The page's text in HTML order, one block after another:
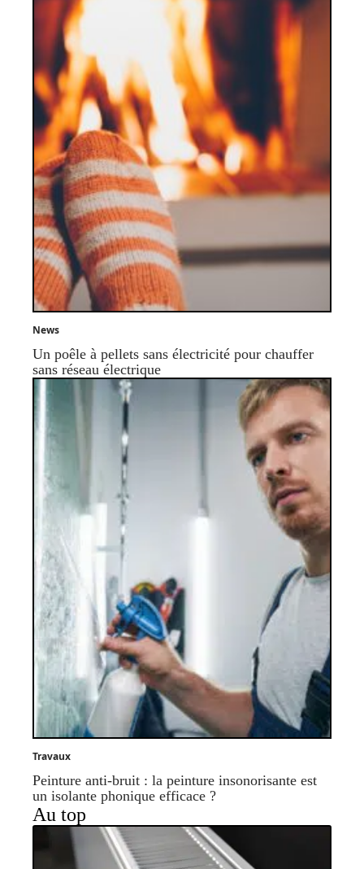
News
Un poêle à pellets sans électricité pour chauffer
sans réseau électrique
Travaux
Peinture anti-bruit : la peinture insonorisante est
un isolante phonique efficace ?
Au top